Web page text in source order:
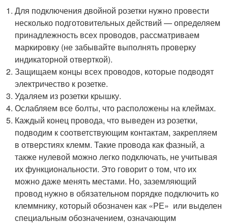
Для подключения двойной розетки нужно провести
несколько подготовительных действий — определяем
принадлежность всех проводов, рассматриваем
маркировку (не забывайте выполнять проверку
индикаторной отверткой).
Защищаем концы всех проводов, которые подводят
электричество к розетке.
Удаляем из розетки крышку.
Ослабляем все болты, что расположены на клеймах.
Каждый конец провода, что выведен из розетки,
подводим к соответствующим контактам, закрепляем
в отверстиях клемм. Такие провода как фазный, а
также нулевой можно легко подключать, не учитывая
их функциональности. Это говорит о том, что их
можно даже менять местами. Но, заземляющий
провод нужно в обязательном порядке подключить ко
клеммнику, который обозначен как «РЕ» или выделен
специальным обозначением, означающим